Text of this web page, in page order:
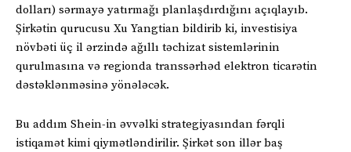
dolları) sərmayə yatırmağı planlaşdırdığını açıqlayıb.
Şirkətin qurucusu Xu Yangtian bildirib ki, investisiya
növbəti üç il ərzində ağıllı təchizat sistemlərinin
qurulmasına və regionda transsərhəd elektron ticarətin
dəstəklənməsinə yönələcək.
Bu addım Shein-in əvvəlki strategiyasından fərqli
istiqamət kimi qiymətləndirilir. Şirkət son illər baş